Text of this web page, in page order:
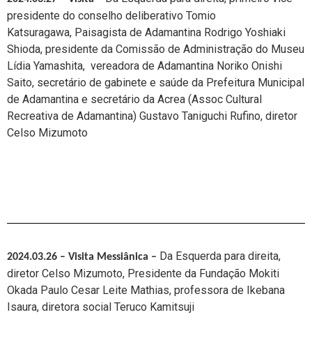
presidente do conselho deliberativo Tomio
Katsuragawa, Paisagista de Adamantina Rodrigo Yoshiaki
Shioda, presidente da Comissão de Administração do Museu
Lídia Yamashita, vereadora de Adamantina Noriko Onishi
Saito, secretário de gabinete e saúde da Prefeitura Municipal
de Adamantina e secretário da Acrea (Assoc Cultural
Recreativa de Adamantina) Gustavo Taniguchi Rufino, diretor
Celso Mizumoto
2024.03.26 – Visita Messiânica – Da Esquerda para direita,
diretor Celso Mizumoto, Presidente da Fundação Mokiti
Okada Paulo Cesar Leite Mathias, professora de Ikebana
Isaura, diretora social Teruco Kamitsuji